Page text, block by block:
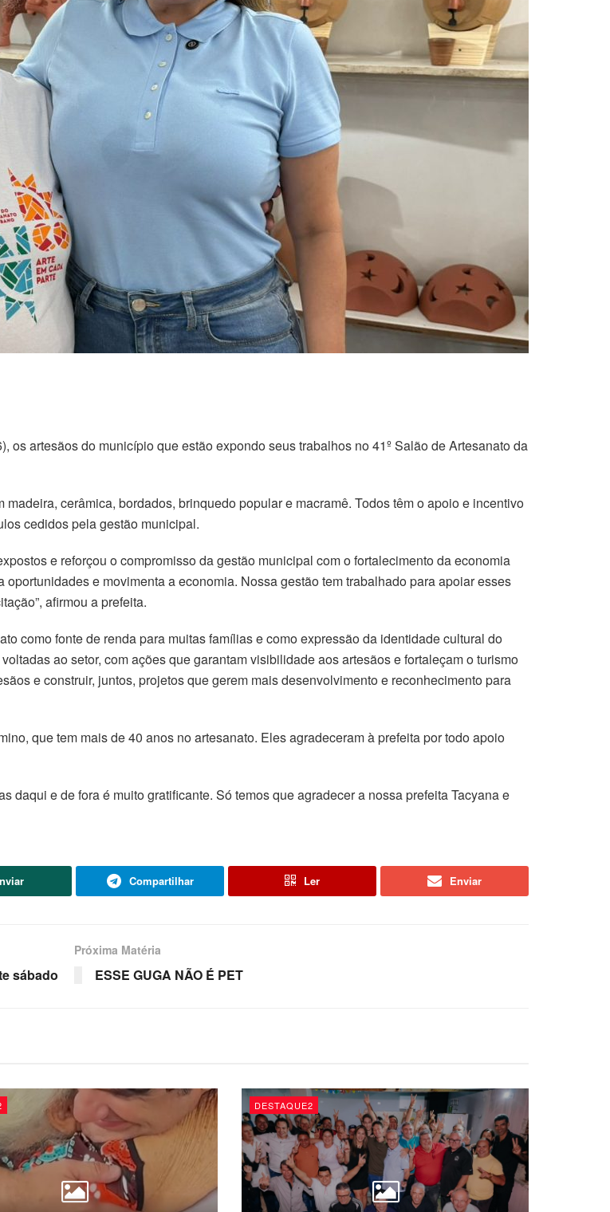
os artesãos do município que estão expondo seus trabalhos no 41º Salão de Artesanato da
cerâmica, bordados, brinquedo popular e macramê. Todos têm o apoio e incentivo
cedidos pela gestão municipal.
e reforçou o compromisso da gestão municipal com o fortalecimento da economia
e movimenta a economia. Nossa gestão tem trabalhado para apoiar esses
afirmou a prefeita.
como fonte de renda para muitas famílias e como expressão da identidade cultural do
ao setor, com ações que garantam visibilidade aos artesãos e fortaleçam o turismo
e construir, juntos, projetos que gerem mais desenvolvimento e reconhecimento para
que tem mais de 40 anos no artesanato. Eles agradeceram à prefeita por todo apoio
daqui e de fora é muito gratificante. Só temos que agradecer a nossa prefeita Tacyana e
Compartilhar Ler Enviar
sábado
Próxima Matéria
ESSE GUGA NÃO É PET
DESTAQUE2